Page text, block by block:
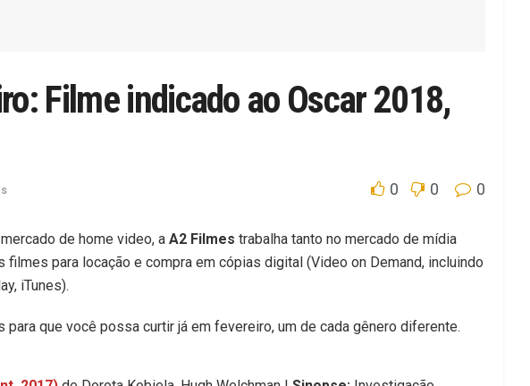
Filme indicado ao Oscar 2018,
0 0 0
de home video, a A2 Filmes trabalha tanto no mercado de mídia
para locação e compra em cópias digital (Video on Demand, incluindo
iTunes).
que você possa curtir já em fevereiro, um de cada gênero diferente.